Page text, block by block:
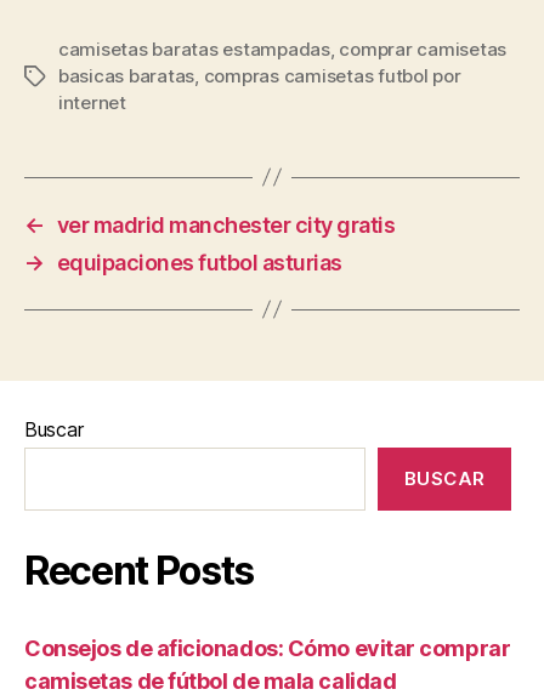
Etiquetas
camisetas baratas estampadas, comprar camisetas
basicas baratas compras camisetas futbol por
internet
← ver madrid manchester city gratis
→
equipaciones futbol asturias
Buscar
BUSCAR
Recent Posts
Consejos de aficionados: Cómo evitar comprar
camisetas de fútbol de mala calidad